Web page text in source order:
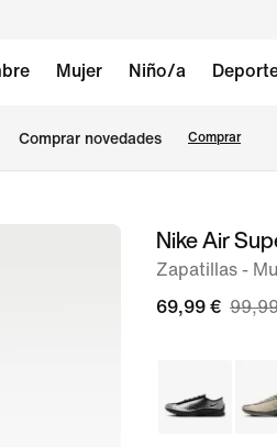
Mujer Niño/a
Comprar novedades Comprar
ImagenNike Air
Zapatillas -
69,99 €